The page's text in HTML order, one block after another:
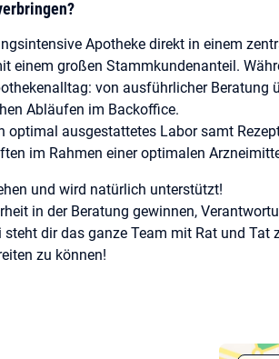
Apotheke direkt in einem
einem großen Stammkundenanteil.
von ausführlicher Beratung
Abläufen im Backoffice.
optimal ausgestattetes Labor samt
im Rahmen einer optimalen
und wird natürlich unterstützt!
in der Beratung gewinnen,
dir das ganze Team mit Rat und Tat
zu können!